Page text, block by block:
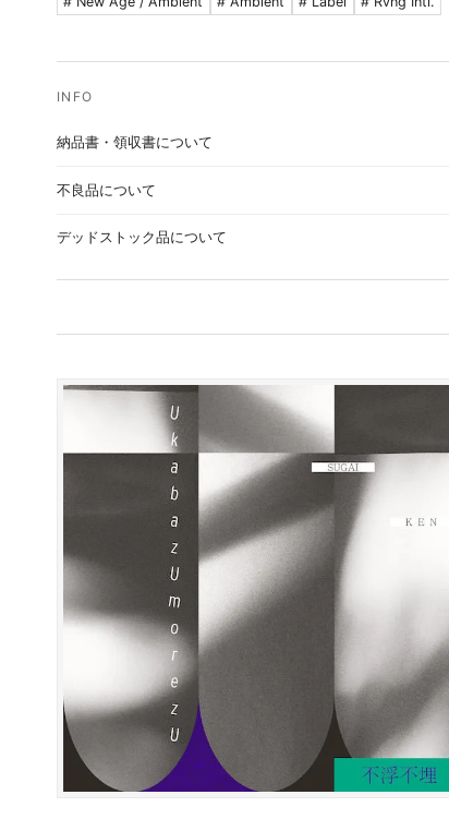
納品書・領収書について
不良品について
デッドストック品について